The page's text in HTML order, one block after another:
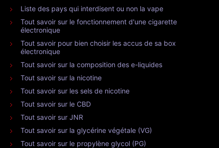
Liste des pays qui interdisent ou non la vape
Tout savoir sur le fonctionnement d'une cigarette
électronique
Tout savoir pour bien choisir les accus de sa box
électronique
Tout savoir sur la composition des e-liquides
Tout savoir sur la nicotine
Tout savoir sur les sels de nicotine
Tout savoir sur le CBD
Tout savoir sur JNR
Tout savoir sur la glycérine végétale (VG)
Tout savoir sur le propylène glycol (PG)